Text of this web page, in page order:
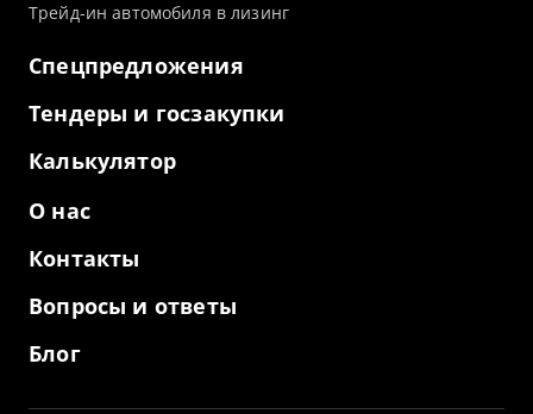
Трейд-ин автомобиля в лизинг
Спецпредложения
Тендеры и госзакупки
Калькулятор
О нас
Контакты
Вопросы и ответы
Блог